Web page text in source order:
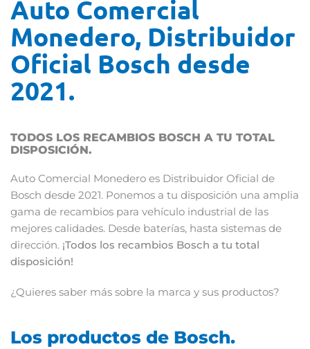
Auto Comercial
Monedero, Distribuidor
Oficial Bosch desde
2021.
TODOS LOS RECAMBIOS BOSCH A TU TOTAL
DISPOSICIÓN.
Auto Comercial Monedero es Distribuidor Oficial de
Bosch desde 2021. Ponemos a tu disposición una amplia
gama de recambios para vehículo industrial de las
mejores calidades. Desde baterías, hasta sistemas de
dirección. ¡Todos los recambios Bosch a tu total
disposición!
¿Quieres saber más sobre la marca y sus productos?
Los productos de Bosch.